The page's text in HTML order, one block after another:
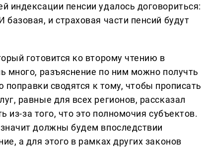
индексации пенсии удалось договориться:
и страховая части пенсий будут
готовится ко второму чтению в
много, разъяснение по ним можно получть
сводятся к тому, чтобы прописать
равные для всех регионов, рассказал
из-за того, что это полномочия субъектов.
должны будем впоследствии
а для этого в рамках других законов